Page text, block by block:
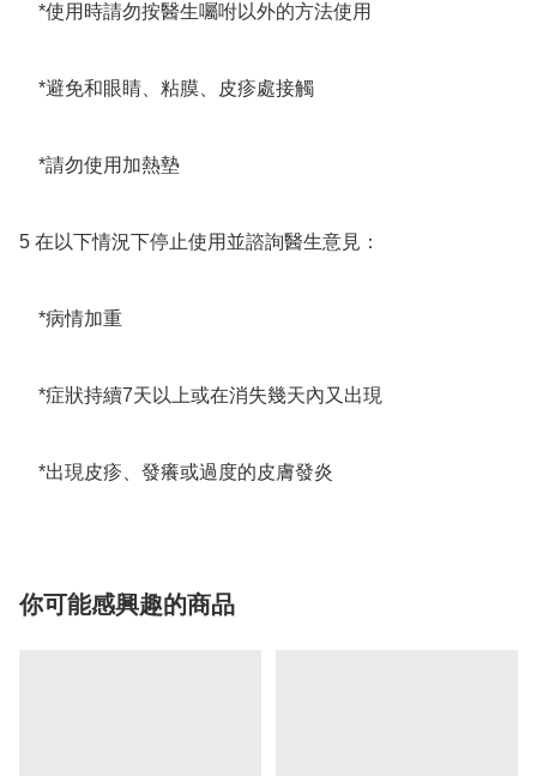
*使用時請勿按醫生囑咐以外的方法使用
*避免和眼睛、粘膜、皮疹處接觸
*請勿使用加熱墊
5 在以下情況下停止使用並諮詢醫生意見：
*病情加重
*症狀持續7天以上或在消失幾天內又出現
*出現皮疹、發癢或過度的皮膚發炎
你可能感興趣的商品